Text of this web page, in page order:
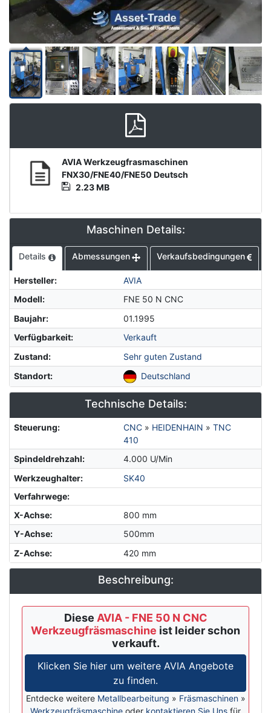
Media
Datei
AVIA Werkzeugfrasmaschinen
FNX30/FNE40/FNE50 Deutsch
2.23 MB
Maschinen Details:
Details Abmessungen Verkaufsbedingungen
Hersteller:
AVIA
Modell:
FNE 50 N CNC
Baujahr:
01.1995
Verfügbarkeit:
Verkauft
Zustand:
Sehr guten Zustand
Standort: Deutschland
Technische Details:
Steuerung: CNC» HEIDENHAIN » TNC
410
Spindeldrehzahl:
4.000 U/Min
Werkzeughalter:
SK40
Verfahrwege:
X-Achse:
800 mm
Y-Achse:
500mm
Z-Achse: 420 mm
Beschreibung:
Diese AVIA - FNE 50 N CNC
Werkzeugfräsmaschine ist leider schon
verkauft.
Klicken Sie hier um weitere AVIA Angebote
zu finden.
Entdecke weitere Metallbearbeitung » Fräsmaschinen»
Werkzeugfräsmaschine oder kontaktieren Sie Uns für